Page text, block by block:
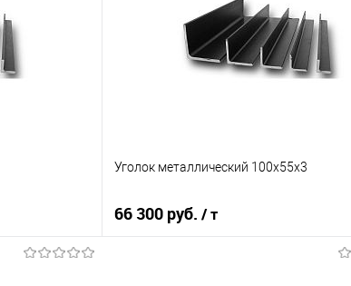
Уголок металлический 100х55х3
66 300 руб. / т